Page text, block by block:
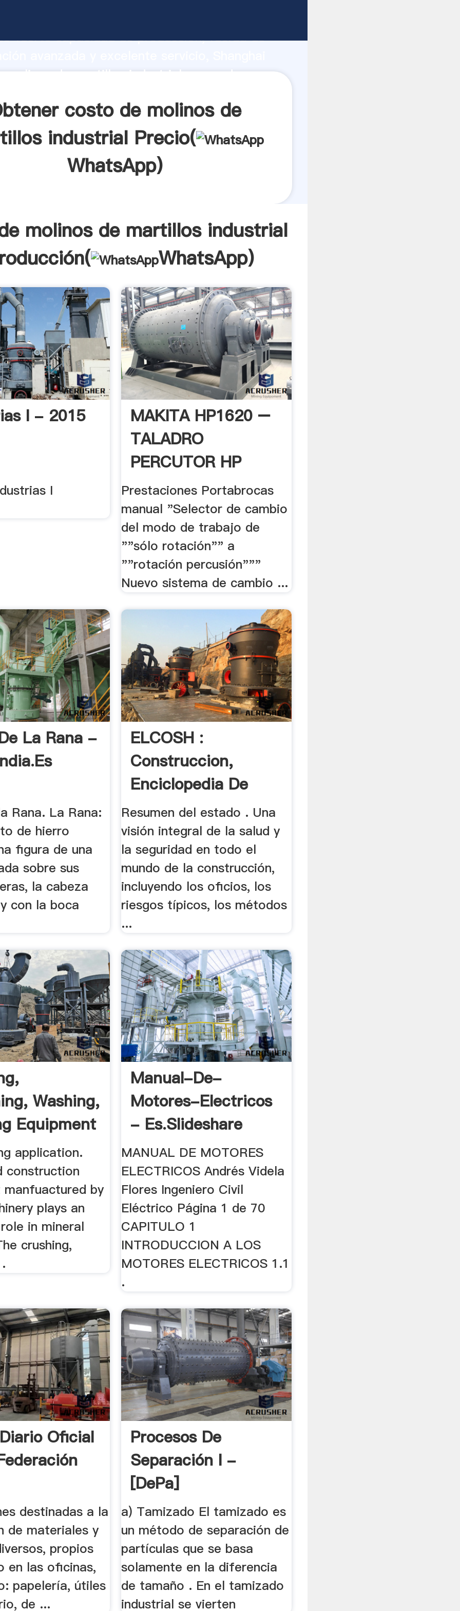
fuerte capacidad de producción, fuerza de
molinos de martillos industrial proveedor crea
costo de molinos de
industrial Precio(
WhatsApp)
molinos de martillos industrial
WhatsApp)
I - 2015
I
MAKITA HP1620 –
TALADRO
PERCUTOR HP
1620
Prestaciones Portabrocas
manual "Selector de cambio
del modo de trabajo de
""sólo rotación"" a
""rotación percusión"""
Nuevo sistema de cambio ...
La Rana -
Rana. La Rana:
de hierro
figura de una
sobre sus
la cabeza
con la boca
ELCOSH :
Construccion,
Enciclopedia De
Salud Y .
Resumen del estado . Una
visión integral de la salud y
la seguridad en todo el
mundo de la construcción,
incluyendo los oficios, los
riesgos típicos, los métodos
...
Washing,
Equipment
application.
construction
manfuactured by
plays an
in mineral
crushing,
Manual-De-
Motores-Electricos
- Es.slideshare
MANUAL DE MOTORES
ELECTRICOS Andrés Videla
Flores Ingeniero Civil
Eléctrico Página 1 de 70
CAPITULO 1
INTRODUCCION A LOS
MOTORES ELECTRICOS 1.1
.
Oficial
destinadas a la
de materiales y
propios
en las oficinas,
papelería, útiles
de ...
Procesos De
Separación I -
[DePa]
Departamento De ...
a) Tamizado El tamizado es
un método de separación de
partículas que se basa
solamente en la diferencia
de tamaño . En el tamizado
industrial se vierten